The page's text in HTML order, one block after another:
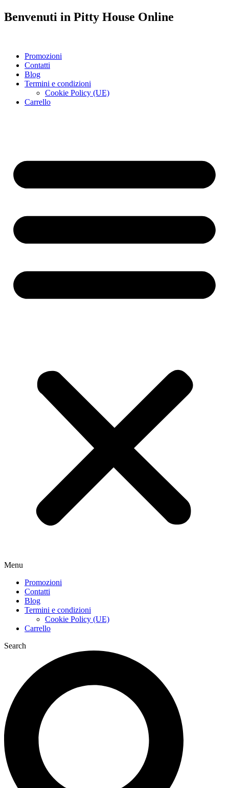
Benvenuti in Pitty House Online
Promozioni
Contatti
Blog
Termini e condizioni
Cookie Policy (UE)
Carrello
Menu
Promozioni
Contatti
Blog
Termini e condizioni
Cookie Policy (UE)
Carrello
Search